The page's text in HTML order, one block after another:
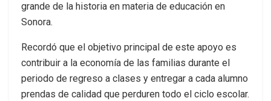
grande de la historia en materia de educación en
Sonora.
Recordó que el objetivo principal de este apoyo es
contribuir a la economía de las familias durante el
periodo de regreso a clases y entregar a cada alumno
prendas de calidad que perduren todo el ciclo escolar.